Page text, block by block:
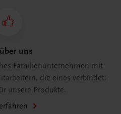
uns
Familienunternehmen mit
die eines verbindet:
unsere Produkte.